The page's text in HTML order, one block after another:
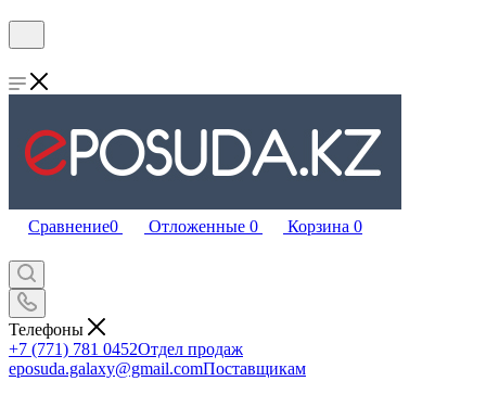
Сравнение0 Отложенные 0 Корзина 0
Телефоны
+7 (771) 781 0452Отдел продаж
eposuda.galaxy@gmail.comПоставщикам